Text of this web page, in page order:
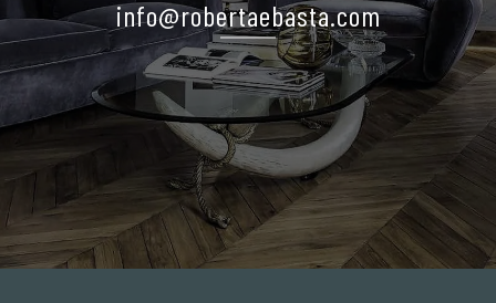
info@robertaebasta.com